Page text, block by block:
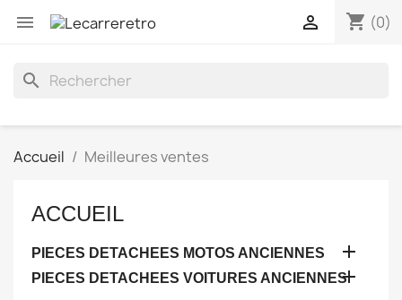
 shopping_cart (0)

search
Accueil Meilleures ventes
ACCUEIL
PIECES DETACHEES MOTOS ANCIENNES 
PIECES DETACHEES VOITURES ANCIENNES